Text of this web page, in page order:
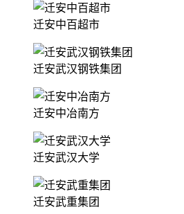
迁安中百超市
迁安武汉钢铁集团
迁安中冶南方
迁安武汉大学
迁安武重集团